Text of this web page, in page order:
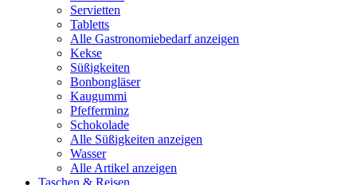
Servietten
Tabletts
Alle Gastronomiebedarf anzeigen
Kekse
Süßigkeiten
Bonbongläser
Kaugummi
Pfefferminz
Schokolade
Alle Süßigkeiten anzeigen
Wasser
Alle Artikel anzeigen
Taschen & Reisen